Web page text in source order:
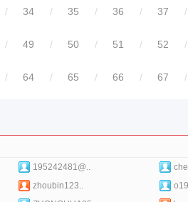
/ 34 / 35 / 36 / 37 /
/ 49 / 50 / 51 / 52 /
/ 64 / 65 / 66 / 67 /
195242481@..
zhoubin123..